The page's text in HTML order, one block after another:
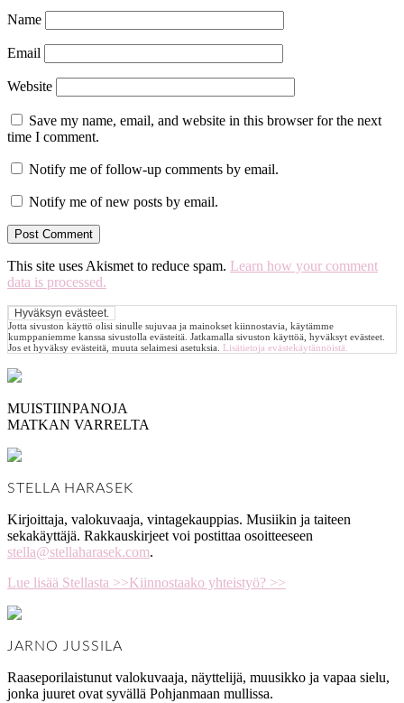
Name
Email
Website
Save my name, email, and website in this browser for the next
time I comment.
Notify me of follow-up comments by email.
Notify me of new posts by email.
This site uses Akismet to reduce spam. Learn how your comment
data is processed.
Jotta sivuston käyttö olisi sinulle sujuvaa ja mainokset kiinnostavia, käytämme
kumppaniemme kanssa sivustolla evästeitä. Jatkamalla sivuston käyttöä, hyväksyt evästeet.
Jos et hyväksy evästeitä, muuta selaimesi asetuksia. Lisätietoja evästekäytännöistä.
MUISTIINPANOJA
MATKAN VARRELTA
STELLA HARASEK
Kirjoittaja, valokuvaaja, vintagekauppias. Musiikin ja taiteen
sekakäyttäjä. Rakkauskirjeet voi postittaa osoitteeseen
stella@stellaharasek.com.
Lue lisää Stellasta >>Kiinnostaako yhteistyö? >>
JARNO JUSSILA
Raaseporilaistunut valokuvaaja, näyttelijä, muusikko ja vapaa sielu,
jonka juuret ovat syvällä Pohjanmaan mullissa.